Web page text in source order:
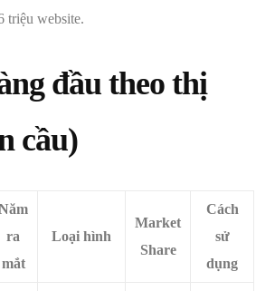
triệu website.
đầu theo thị
cầu)
ra
mắt
Loại hình
Market
Share
Cách
sử
dụng